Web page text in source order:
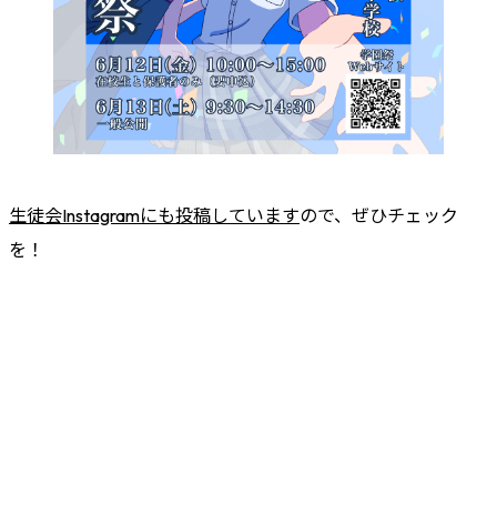
生徒会Instagramにも投稿していますので、ぜひチェック
を！